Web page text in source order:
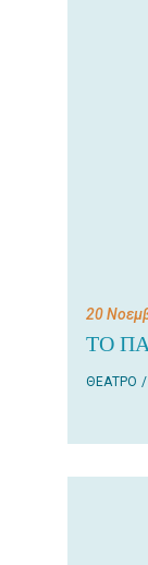
20
ΤΟ
ΘΕΑΤΡΟ